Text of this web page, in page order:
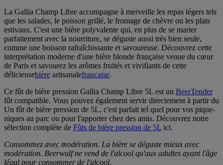
La Gallia Champ Libre accompagne à merveille les repas légers tels
que les salades, le poisson grillé, le fromage de chèvre ou les plats
estivaux. C'est une bière polyvalente qui, en plus de se marier
parfaitement avec la nourriture, se déguste aussi très bien seule,
comme une boisson rafraîchissante et savoureuse. Découvrez cette
interprétation moderne d'une bière blonde française venue du cœur
de Paris et savourez les arômes fruités et vivifiants de cette
délicieusebière artisanalefrançaise.
Ce fût de bière pression Gallia Champ Libre 5L est un BeerTender
fût compatible. Vous pouvez également servir directement à partir du
Un fût de bière pression de 5L, c'est parfait tel quel pour vos pique-
niques au parc ou pour l'apporter chez des amis. Découvrez notre
sélection complète de Fûts de bière pression de 5L ici.
Consommez avec modération. La bière se déguste mieux avec
modération. Beerwulf ne vend de l'alcool qu'aux adultes ayant l'âge
légal pour consommer de l'alcool.